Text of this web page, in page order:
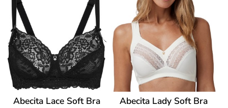
Abecita Lace Soft Bra Abecita Lady Soft Bra